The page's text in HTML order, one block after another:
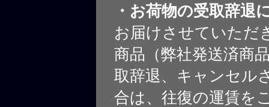
・お荷物の受取辞退
お届けさせていただ
商品（弊社発送済商
取辞退、キャンセル
合は、往復の運賃を